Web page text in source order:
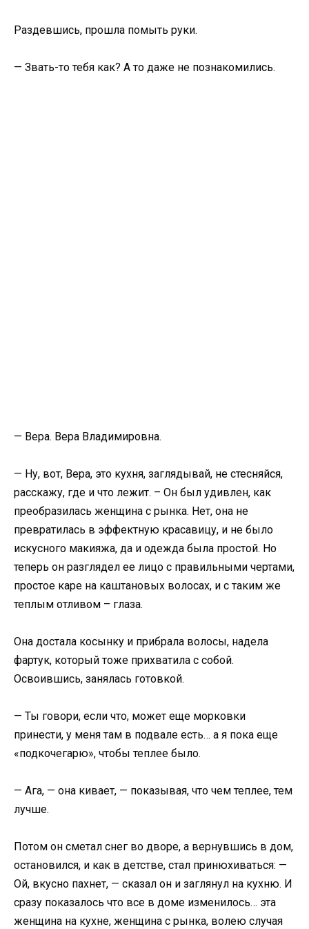
Раздевшись, прошла помыть руки.
— Звать-то тебя как? А то даже не познакомились.
— Вера. Вера Владимировна.
— Ну, вот, Вера, это кухня, заглядывай, не стесняйся,
расскажу, где и что лежит. – Он был удивлен, как
преобразилась женщина с рынка. Нет, она не
превратилась в эффектную красавицу, и не было
искусного макияжа, да и одежда была простой. Но
теперь он разглядел ее лицо с правильными чертами,
простое каре на каштановых волосах, и с таким же
теплым отливом – глаза.
Она достала косынку и прибрала волосы, надела
фартук, который тоже прихватила с собой.
Освоившись, занялась готовкой.
— Ты говори, если что, может еще морковки
принести, у меня там в подвале есть… а я пока еще
«подкочегарю», чтобы теплее было.
— Ага, — она кивает, — показывая, что чем теплее, тем
лучше.
Потом он сметал снег во дворе, а вернувшись в дом,
остановился, и как в детстве, стал принюхиваться: —
Ой, вкусно пахнет, — сказал он и заглянул на кухню. И
сразу показалось что все в доме изменилось… эта
женщина на кухне, женщина с рынка, волею случая